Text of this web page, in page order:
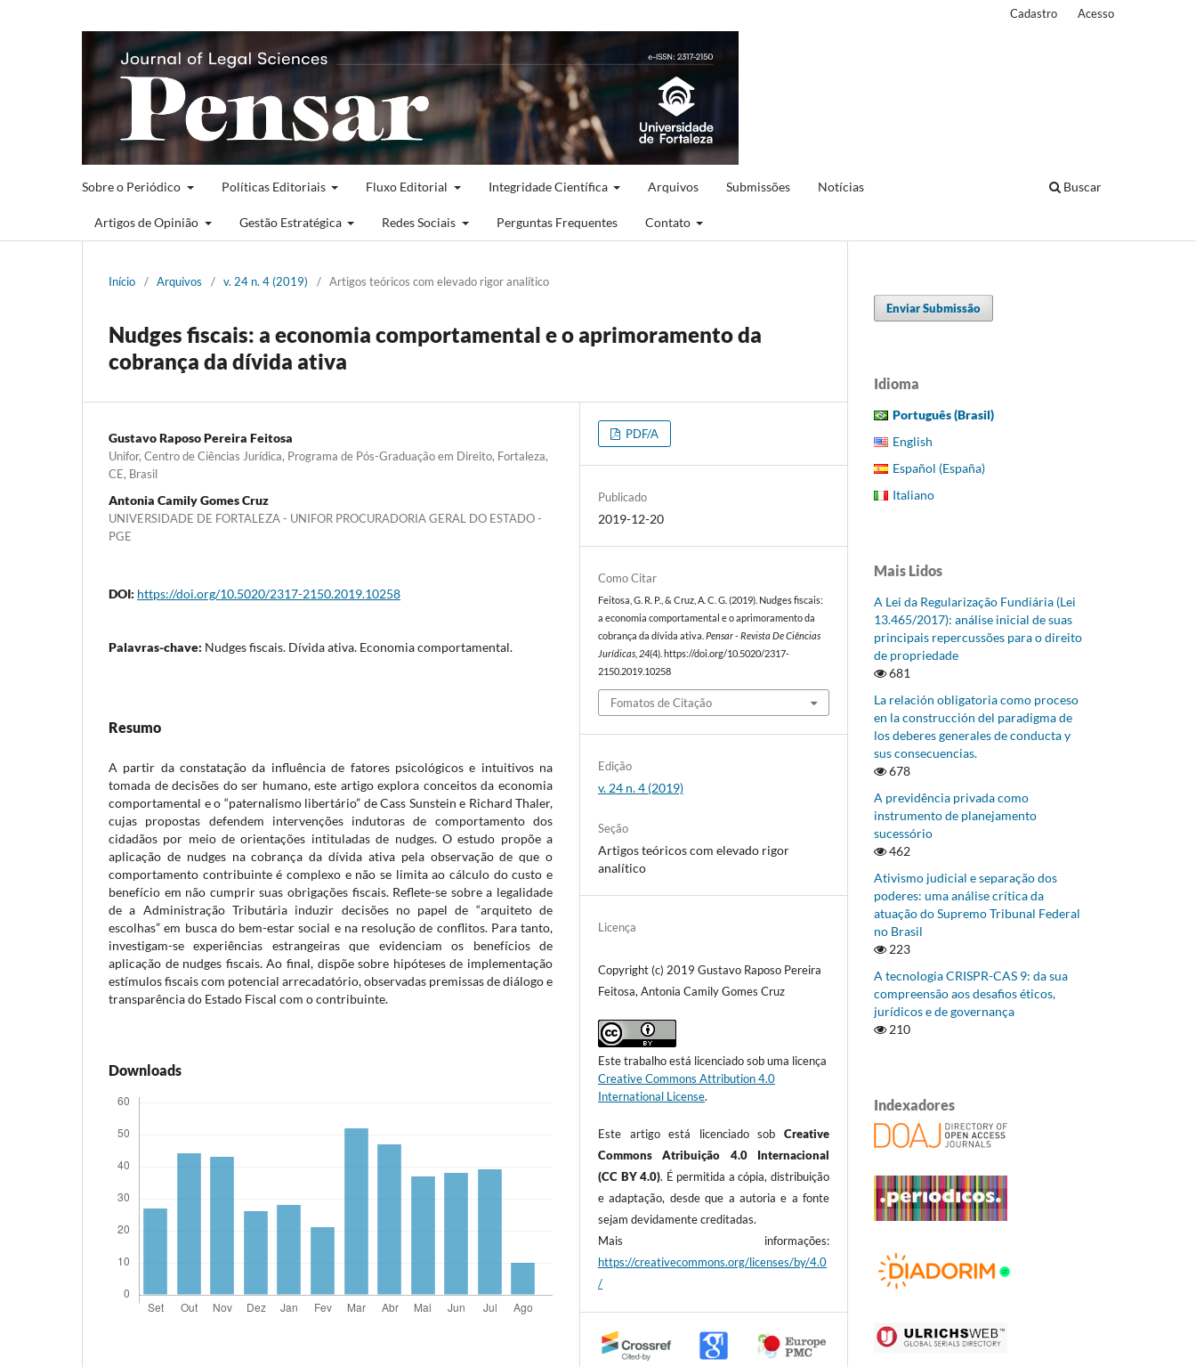
Sobre o Periódico Políticas Editoriais Fluxo Editorial Integridade Científica Arquivos Submissões Notícias
Artigos de Opinião Gestão Estratégica Redes Sociais Perguntas Frequentes Contato
Buscar
Cadastro Acesso
Início / Arquivos / v. 24 n. 4 (2019) / Artigos teóricos com elevado rigor analítico
Nudges fiscais: a economia comportamental e o aprimoramento da
cobrança da dívida ativa
Gustavo Raposo Pereira Feitosa
Unifor, Centro de Ciências Jurídica, Programa de Pós-Graduação em Direito, Fortaleza,
CE, Brasil
Antonia Camily Gomes Cruz
UNIVERSIDADE DE FORTALEZA - UNIFOR PROCURADORIA GERAL DO ESTADO -
PGE
DOI: https://doi.org/10.5020/2317-2150.2019.10258
Palavras-chave: Nudges fiscais. Dívida ativa. Economia comportamental.
Resumo
A partir da constatação da influência de fatores psicológicos e intuitivos na
tomada de decisões do ser humano, este artigo explora conceitos da economia
comportamental e o “paternalismo libertário” de Cass Sunstein e Richard Thaler,
cujas propostas defendem intervenções indutoras de comportamento dos
cidadãos por meio de orientações intituladas de nudges. O estudo propõe a
aplicação de nudges na cobrança da dívida ativa pela observação de que o
comportamento contribuinte é complexo e não se limita ao cálculo do custo e
benefício em não cumprir suas obrigações fiscais. Reflete-se sobre a legalidade
de a Administração Tributária induzir decisões no papel de “arquiteto de
escolhas” em busca do bem-estar social e na resolução de conflitos. Para tanto,
investigam-se experiências estrangeiras que evidenciam os benefícios de
aplicação de nudges fiscais. Ao final, dispõe sobre hipóteses de implementação
estímulos fiscais com potencial arrecadatório, observadas premissas de diálogo e
transparência do Estado Fiscal com o contribuinte.
Downloads
PDF/A
Publicado
2019-12-20
Como Citar
Feitosa, G. R. P., & Cruz, A. C. G. (2019). Nudges fiscais:
a economia comportamental e o aprimoramento da
cobrança da dívida ativa.Pensar - Revista De Ciências
Jurídicas 24(4). https://doi.org/10.5020/2317-
2150.2019.10258
Fomatos de Citação
Edição
v. 24 n. 4 (2019)
Seção
Artigos teóricos com elevado rigor
analítico
Licença
Copyright (c) 2019 Gustavo Raposo Pereira
Feitosa, Antonia Camily Gomes Cruz
Este trabalho está licenciado sob uma licença
Creative Commons Attribution 4.0
International License.
Este artigo está licenciado sob Creative
Commons Atribuição 4.0 Internacional
(CC BY 4.0). É permitida a cópia, distribuição
e adaptação, desde que a autoria e a fonte
sejam devidamente creditadas.
Mais informações:
https://creativecommons.org/licenses/by/4.0
/
Enviar Submissão
Idioma
Português (Brasil)
English
Español (España)
Italiano
Mais Lidos
A Lei da Regularização Fundiária (Lei
13.465/2017): análise inicial de suas
principais repercussões para o direito
de propriedade
681
La relación obligatoria como proceso
en la construcción del paradigma de
los deberes generales de conducta y
sus consecuencias.
678
A previdência privada como
instrumento de planejamento
sucessório
462
Ativismo judicial e separação dos
poderes: uma análise crítica da
atuação do Supremo Tribunal Federal
no Brasil
223
A tecnologia CRISPR-CAS 9: da sua
compreensão aos desafios éticos,
jurídicos e de governança
210
Indexadores